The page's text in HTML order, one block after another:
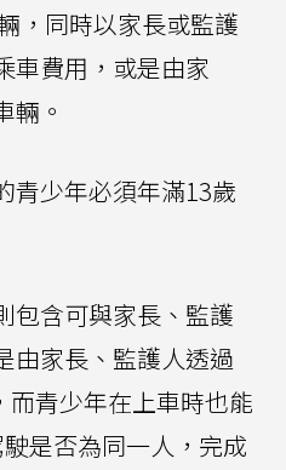
，同時以家長或監護
車費用，或是由家
輛。
青少年必須年滿13歲
包含可與家長、監護
由家長、監護人透過
青少年在上車時也能
是否為同一人，完成